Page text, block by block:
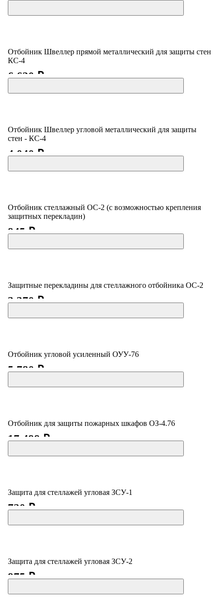
Отбойник Швеллер прямой металлический для защиты стен
КС-4
6 620 ₽
Отбойник Швеллер угловой металлический для защиты
стен - КС-4
4 040 ₽
Отбойник стеллажный ОС-2 (с возможностью крепления
защитных перекладин)
945 ₽
Защитные перекладины для стеллажного отбойника ОС-2
3 370 ₽
Отбойник угловой усиленный ОУУ-76
5 780 ₽
Отбойник для защиты пожарных шкафов ОЗ-4.76
17 499 ₽
Защита для стеллажей угловая ЗСУ-1
720 ₽
Защита для стеллажей угловая ЗСУ-2
975 ₽